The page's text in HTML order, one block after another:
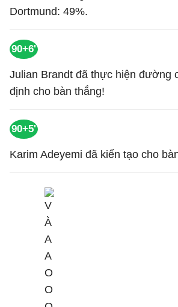
Dortmund: 49%.
90+6'
Julian Brandt đã thực hiện đường
định cho bàn thắng!
90+5'
Karim Adeyemi đã kiến tạo cho